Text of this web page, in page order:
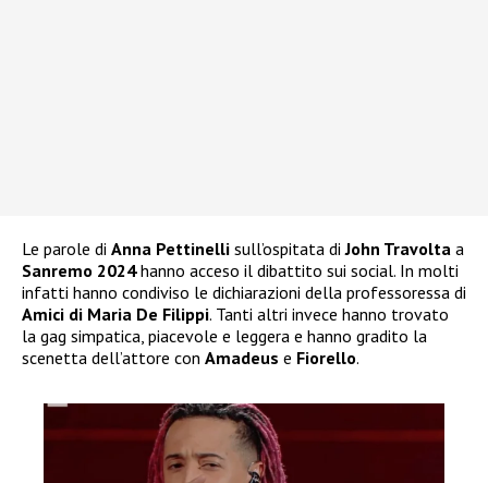
Le parole di Anna Pettinelli sull’ospitata diJohn Travolta a
Sanremo 2024hanno acceso il dibattito sui social. In molti
infatti hanno condiviso le dichiarazioni della professoressa di
Amici di Maria De Filippi. Tanti altri invece hanno trovato
la gag simpatica, piacevole e leggera e hanno gradito la
scenetta dell’attore con Amadeus e Fiorello.